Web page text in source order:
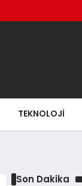
TEKNOLOJI
Son Dakika